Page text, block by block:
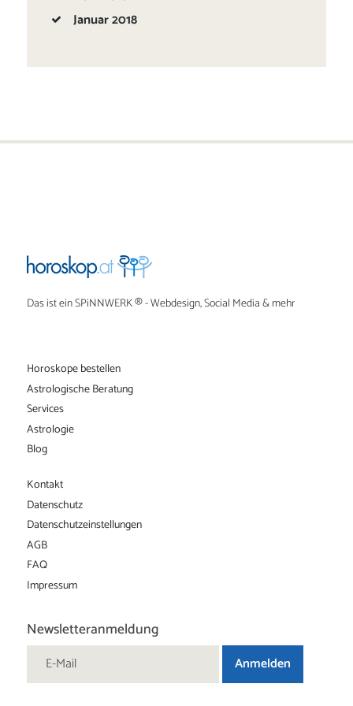
Januar2018
Das ist einSPiNNWERK® - Webdesign, Social Media & mehr
Horoskope bestellen
Astrologische Beratung
Services
Astrologie
Blog
Kontakt
Datenschutz
Datenschutz­einstellungen
AGB
FAQ
Impressum
Newsletteranmeldung